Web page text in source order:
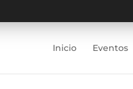
Inicio Eventos